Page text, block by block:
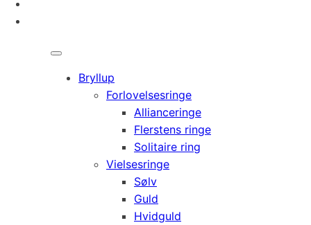
Bryllup
Forlovelsesringe
Allianceringe
Flerstens ringe
Solitaire ring
Vielsesringe
Sølv
Guld
Hvidguld